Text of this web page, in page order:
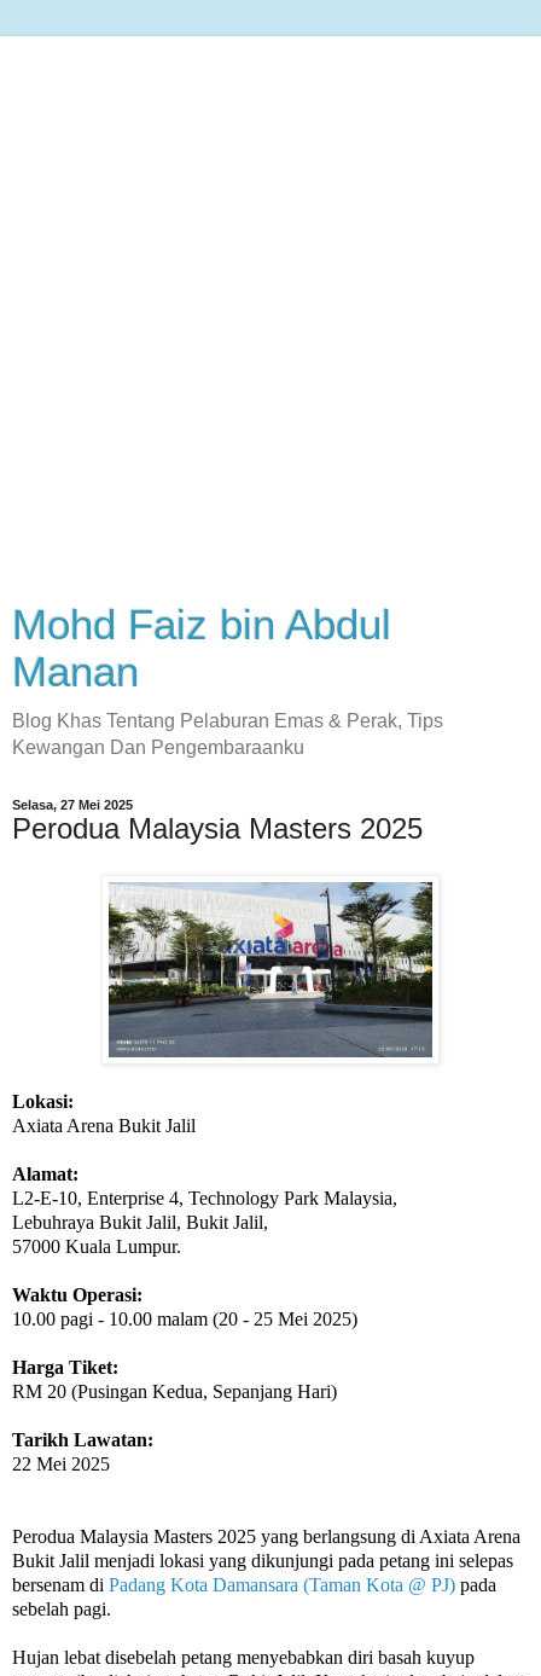
Mohd Faiz bin Abdul
Manan
Blog Khas Tentang Pelaburan Emas & Perak, Tips
Kewangan Dan Pengembaraanku
Selasa, 27 Mei 2025
Perodua Malaysia Masters 2025
Lokasi:
Axiata Arena Bukit Jalil
Alamat:
L2-E-10, Enterprise 4, Technology Park Malaysia,
Lebuhraya Bukit Jalil, Bukit Jalil,
57000 Kuala Lumpur.
Waktu Operasi:
10.00 pagi - 10.00 malam (20 - 25 Mei 2025)
Harga Tiket:
RM 20 (Pusingan Kedua, Sepanjang Hari)
Tarikh Lawatan:
22 Mei 2025
Perodua Malaysia Masters 2025 yang berlangsung di Axiata Arena
Bukit Jalil menjadi lokasi yang dikunjungi pada petang ini selepas
bersenam di Padang Kota Damansara (Taman Kota @ PJ) pada
sebelah pagi.
Hujan lebat disebelah petang menyebabkan diri basah kuyup